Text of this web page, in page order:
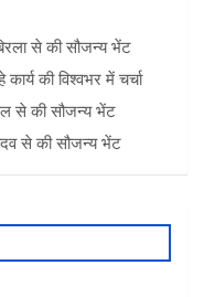
से की सौजन्य भेंट
की विश्वभर में चर्चा
से की सौजन्य भेंट
से की सौजन्य भेंट